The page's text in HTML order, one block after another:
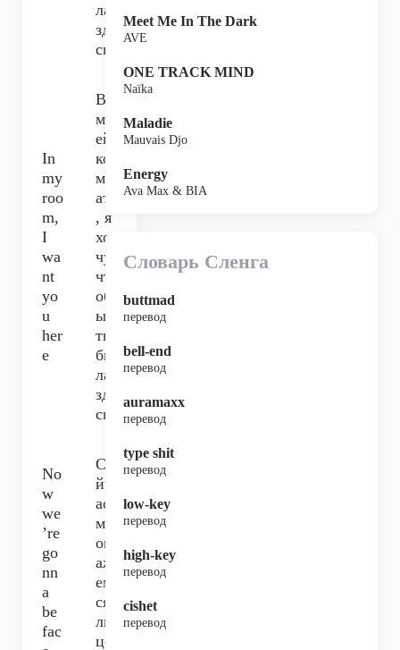
ла
зде
сь,
In
my
roo
m,
I
wa
nt
yo
u
her
e
В
мо
ей
ко
мн
ате
, я
хо
чу,
чт
об
ы
ты
бы
ла
зде
сь,
No
w
we
’re
go
nn
a
be
fac
Се
йч
ас
мы
ок
аж
ем
ся
ли
цо
Meet Me In The Dark
AVE
ONE TRACK MIND
Naïka
Maladie
Mauvais Djo
Energy
Ava Max & BIA
Словарь Сленга
buttmad
перевод
bell-end
перевод
auramaxx
перевод
type shit
перевод
low-key
перевод
high-key
перевод
cishet
перевод